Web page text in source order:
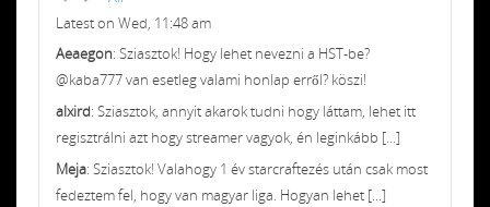
Latest on Wed, 11:48 am
Aeaegon: Sziasztok! Hogy lehet nevezni a HST-be?
@kaba777 van esetleg valami honlap erről? köszi!
alxird: Sziasztok, annyit akarok tudni hogy láttam, lehet itt
regisztrálni azt hogy streamer vagyok, én leginkább [...]
Meja: Sziasztok! Valahogy 1 év starcraftezés után csak most
fedeztem fel, hogy van magyar liga. Hogyan lehet [...]